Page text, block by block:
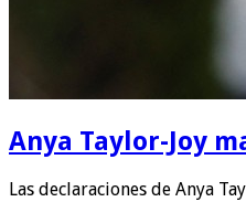
Anya Taylor-Joy
Las declaraciones de Anya